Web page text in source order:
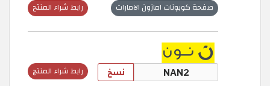
رابط شراء المنتج صفحة كوبونات امازون الامارات
رابط شراء المنتج نسخ